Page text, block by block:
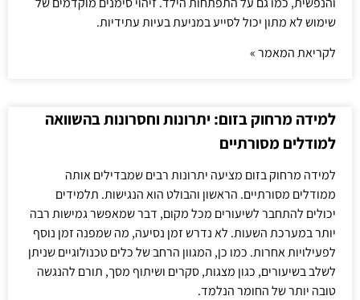
שימוש לא מתון יכול לסייע במניעת בעיות עתידיות.
לקריאת המאמר »
למידה מרחוק בזום: יתרונות וחסרונות בהשוואה
למודלים מסורתיים
למידה מרחוק בזום מציעה יתרונות רבים שמבדילים אותה
ממודלים מסורתיים. הראשון והבולט הוא הנגישות. תלמידים
יכולים להתחבר לשיעורים מכל מקום, דבר שמאפשר גמישות רבה
יותר במערכת השעות. לא נדרש זמן נסיעה, מה שמפנה זמן נוסף
לפעילויות אחרות. כמו כן, המגוון הרחב של כלים טכנולוגיים שניתן
לשלב בשיעורים, כגון מצגות, סקרים ושיתוף מסך, תורם להנגשה
טובה יותר של החומר הנלמד.